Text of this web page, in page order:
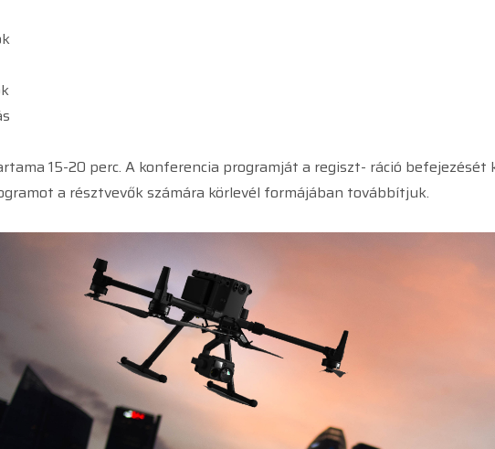
15-20 perc. A konferencia programját a regiszt- ráció
a résztvevők számára körlevél formájában továbbítjuk.